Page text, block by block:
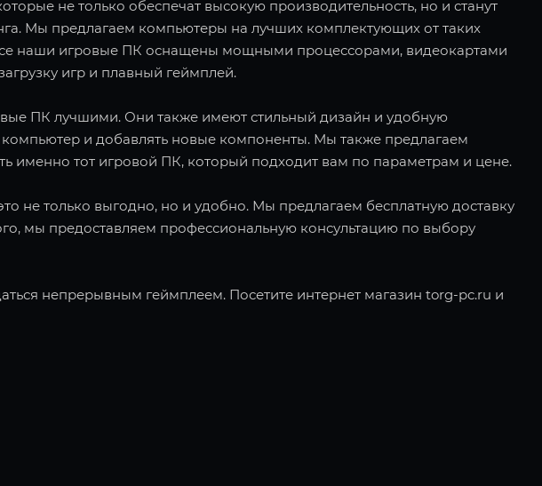
не только обеспечат высокую производительность, но и станут
Мы предлагаем компьютеры на лучших комплектующих от таких
Все наши игровые ПК оснащены мощными процессорами, видеокартами
игр и плавный геймплей.
ПК лучшими. Они также имеют стильный дизайн и удобную
компьютер и добавлять новые компоненты. Мы также предлагаем
именно тот игровой ПК, который подходит вам по параметрам и цене.
не только выгодно, но и удобно. Мы предлагаем бесплатную доставку
мы предоставляем профессиональную консультацию по выбору
непрерывным геймплеем. Посетите интернет магазин torg-pc.ru и